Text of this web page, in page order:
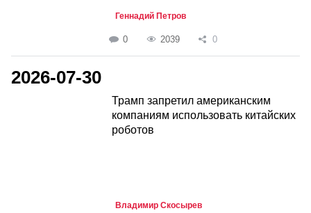
Геннадий Петров
0 2039 0
2026-07-30
Трамп запретил американским
компаниям использовать китайских
роботов
Владимир Скосырев